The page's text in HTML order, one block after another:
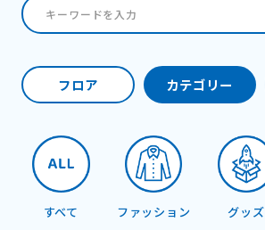
フロア カテゴリー
すべて ファッション グッズ